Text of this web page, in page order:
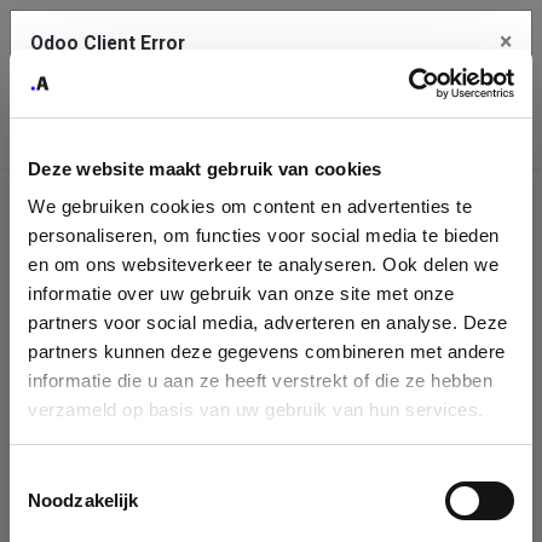
Deze website maakt gebruik van cookies
We gebruiken cookies om content en advertenties te
personaliseren, om functies voor social media te bieden
en om ons websiteverkeer te analyseren. Ook delen we
informatie over uw gebruik van onze site met onze
partners voor social media, adverteren en analyse. Deze
partners kunnen deze gegevens combineren met andere
informatie die u aan ze heeft verstrekt of die ze hebben
verzameld op basis van uw gebruik van hun services.
Noodzakelijk
Company
Identification
Please fill in your company details
You can search a company in our database by name, VAT or
enterprise ID. When a company is selected it will auto-complete the
form. If you don't find your company in our database, you can create
Odoo Client Error ×
service.
See details
Ok